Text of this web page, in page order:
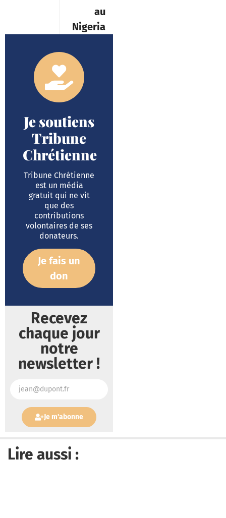
au
Nigeria
Je soutiens
Tribune
Chrétienne
Tribune Chrétienne
est un média
gratuit qui ne vit
que des
contributions
volontaires de ses
donateurs.
Je fais un
don
Recevez
chaque jour
notre
newsletter !
Je m'abonne
Lire aussi :